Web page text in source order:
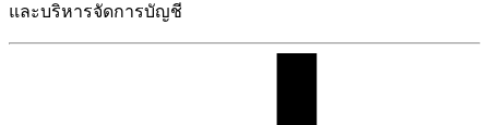
และบริหารจัดการบัญชี